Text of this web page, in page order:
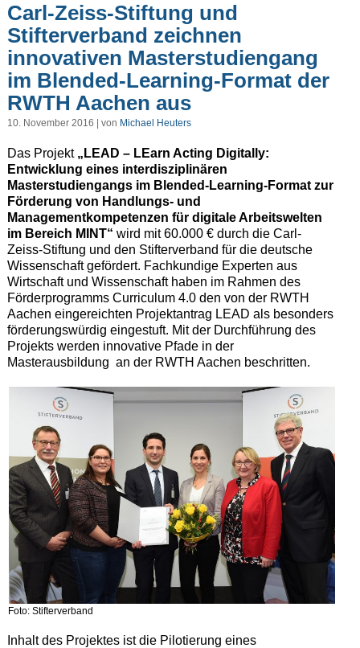
Carl-Zeiss-Stiftung und
Stifterverband zeichnen
innovativen Masterstudiengang
im Blended-Learning-Format der
RWTH Aachen aus
10. November 2016 | von Michael Heuters
Das Projekt„LEAD – LEarn Acting Digitally:
Entwicklung eines interdisziplinären
Masterstudiengangs im Blended-Learning-Format zur
Förderung von Handlungs- und
Managementkompetenzen für digitale Arbeitswelten
im Bereich MINT“ wird mit 60.000 € durch die Carl-
Zeiss-Stiftung und den Stifterverband für die deutsche
Wissenschaft gefördert. Fachkundige Experten aus
Wirtschaft und Wissenschaft haben im Rahmen des
Förderprogramms Curriculum 4.0 den von der RWTH
Aachen eingereichten Projektantrag LEAD als besonders
förderungswürdig eingestuft. Mit der Durchführung des
Projekts werden innovative Pfade in der
Masterausbildung an der RWTH Aachen beschritten.
Foto: Stifterverband
Inhalt des Projektes ist die Pilotierung eines